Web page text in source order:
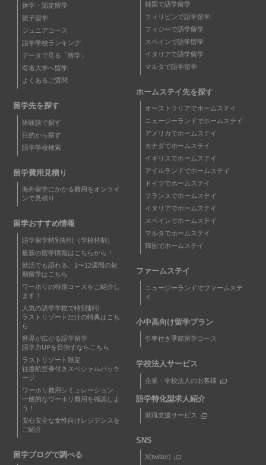
休学・認定留学
親子留学
ジュニアコース
語学学校ランキング
データで見る「留学」
有名大学へ留学
よくあるご質問
留学先を探す
体験談で探す
目的から探す
語学学校検索
留学費用見積り
海外留学にかかる費用をオンライ
ンで見積り
留学おすすめ情報
語学留学特別割引（学校特割）
最新の留学情報はこちらから！
就活でも語れる、1〜12週間の短
期留学はこちら
ワーホリの特別コースをご紹介し
ます！
人気の語学学校で特別割引
ラストリゾートだけの特典はこち
ら
世界が広がる語学留学
語学力UPを目指すならこちら
ラストリゾート限定
往復航空券付きスペシャルパッケ
ージ
ワーホリ費用シミュレーション
一般的なワーホリ費用を確認しよ
う！
安心安全な女性向けレジデンスを
ご紹介
留学ブログで調べる
韓国で語学留学
フィリピンで語学留学
フィジーで語学留学
スペインで語学留学
イタリアで語学留学
マルタで語学留学
ホームステイ先を探す
オーストラリアでホームステイ
ニュージーランドでホームステイ
アメリカでホームステイ
カナダでホームステイ
イギリスでホームステイ
アイルランドでホームステイ
ドイツでホームステイ
フランスでホームステイ
イタリアでホームステイ
スペインでホームステイ
マルタでホームステイ
韓国でホームステイ
ファームステイ
ニュージーランドでファームステ
イ
小中高向け留学プラン
引率付き季節留学コース
学校法人サービス
企業・学校法人のお客様
語学特化型求人紹介
就職支援サービス
SNS
X(twitter)